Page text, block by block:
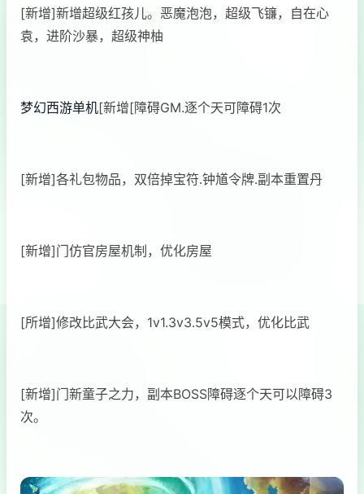
[新增]新增超级红孩儿。恶魔泡泡，超级飞镰，自在心
袁，进阶沙暴，超级神柚
梦幻西游单机[新增[障碍GM.逐个天可障碍1次
[新增]各礼包物品，双倍掉宝符.钟馗令牌.副本重置丹
[新增]门仿官房屋机制，优化房屋
[所增]修改比武大会，1v1.3v3.5v5模式，优化比武
[新增]门新童子之力，副本BOSS障碍逐个天可以障碍3
次。